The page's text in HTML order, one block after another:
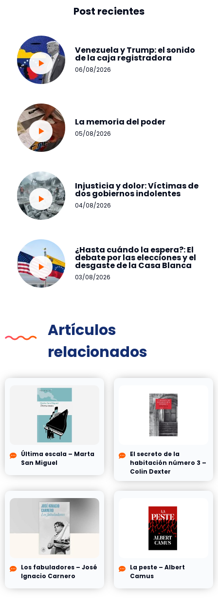
Post recientes
Venezuela y Trump: el sonido
de la caja registradora
06/08/2026
La memoria del poder
05/08/2026
Injusticia y dolor: Víctimas de
dos gobiernos indolentes
04/08/2026
¿Hasta cuándo la espera?: El
debate por las elecciones y el
desgaste de la Casa Blanca
03/08/2026
Artículos
relacionados
Última escala – Marta
San Miguel
El secreto de la
habitación número 3 –
Colin Dexter
Los fabuladores – José
Ignacio Carnero
La peste – Albert
Camus